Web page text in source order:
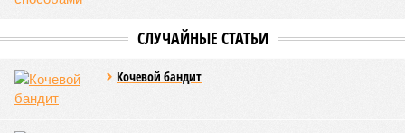
Казалось бы, формально ответственность по
достраиванию объекта распределена. Seven Suns
Development – банкрот, часть его структур признана
находится под следствием по ст. 200.3 УК РФ. Достройку
проблемных объектов группы – «Станции Л», «Сказочного